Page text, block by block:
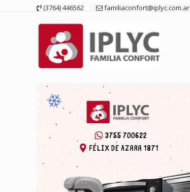
(3764) 446562 familiaconfort@iplyc.com.ar